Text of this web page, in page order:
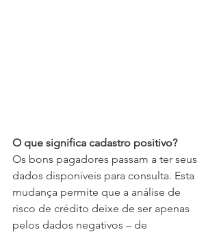
O que significa cadastro positivo?
Os bons pagadores passam a ter seus
dados disponíveis para consulta. Esta
mudança permite que a análise de
risco de crédito deixe de ser apenas
pelos dados negativos – de